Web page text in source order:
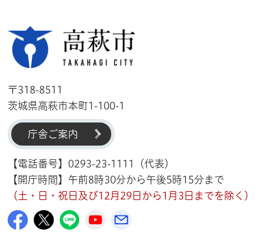
〒318-8511
茨城県高萩市本町1-100-1
庁舎ご案内
【電話番号】0293-23-1111（代表）
【開庁時間】午前8時30分から午後5時15分まで
（土・日・祝日及び12月29日から1月3日までを除く）
高萩市公式Facebook
高萩市公式X
高萩市公式LINE
高萩市YouTube公式チャンネル